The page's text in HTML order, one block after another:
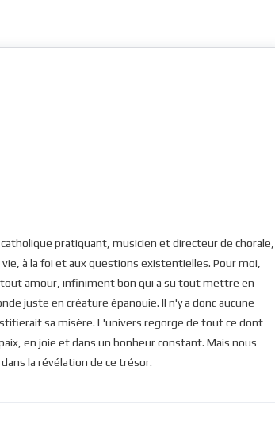
conscience de nos faiblesses en tant que créature
du Créateur. Ainsi, au lieu de constamment nous
cliquer ici : [newsletter_button id=2
mesure de poster des commentaires) et pour les
pratiquant, musicien et directeur de chorale,
à la foi et aux questions existentielles. Pour moi,
amour, infiniment bon qui a su tout mettre en
juste en créature épanouie. Il n'y a donc aucune
sa misère. L'univers regorge de tout ce dont
en joie et dans un bonheur constant. Mais nous
la révélation de ce trésor.